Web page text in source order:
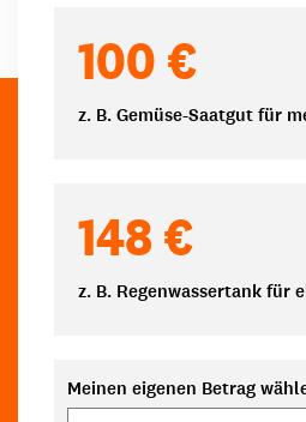
100 €
z. B. Gemüse-Saatgut für
148 €
z. B. Regenwassertank für
Meinen eigenen Betrag